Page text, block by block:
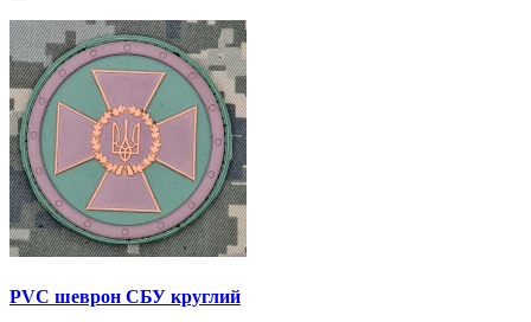
PVC шеврон СБУ круглий